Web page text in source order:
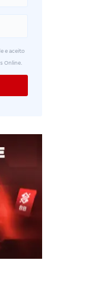
e aceito
Online.